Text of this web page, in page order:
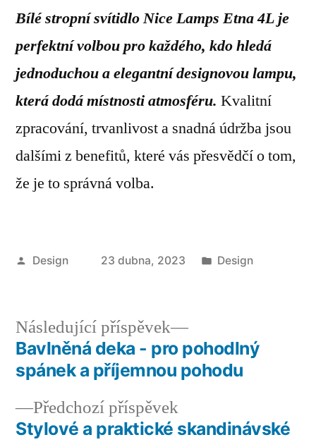
Bílé stropní svítidlo Nice Lamps Etna 4L je
perfektní volbou pro každého, kdo hledá
jednoduchou a elegantní designovou lampu,
která dodá místnosti atmosféru. Kvalitní
zpracování, trvanlivost a snadná údržba jsou
dalšími z benefitů, které vás přesvědčí o tom,
že je to správná volba.
Autor
Design 23 dubna, 2023
Publikováno
Design
Navigace
pro
příspěvek
Předchozí příspěvekPředchozí
příspěvek:
Stylové a praktické skandinávské
Následující příspěvek
Následující
příspěvek:
Bavlněná deka - pro pohodlný
spánek a příjemnou pohodu